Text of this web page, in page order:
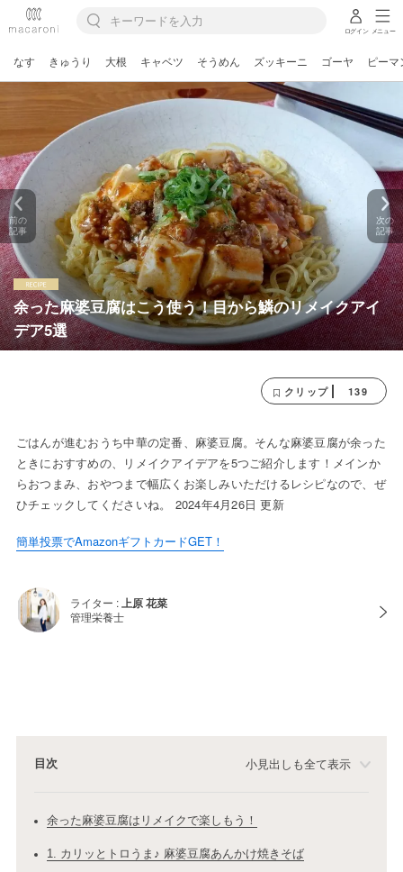
ログイン メニュー
なす きゅうり 大根 キャベツ そうめん ズッキーニ ゴーヤ ピーマ
余った麻婆豆腐はこう使う！目から鱗のリメイクアイ
デア5選
前の
記事
次の
記事
クリップ 139
ごはんが進むおうち中華の定番、麻婆豆腐。そんな麻婆豆腐が余った
ときにおすすめの、リメイクアイデアを5つご紹介します！メインか
らおつまみ、おやつまで幅広くお楽しみいただけるレシピなので、ぜ
ひチェックしてくださいね。 2024年4月26日 更新
簡単投票でAmazonギフトカードGET！
ライター :上原 花菜
管理栄養士
目次 小見出しも全て表示
余った麻婆豆腐はリメイクで楽しもう！
1. カリッとトロうま♪ 麻婆豆腐あんかけ焼きそば